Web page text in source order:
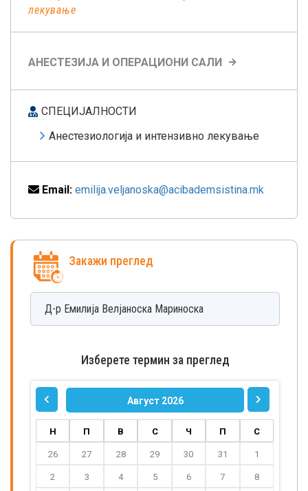
лекување
АНЕСТЕЗИЈА И ОПЕРАЦИОНИ САЛИ
СПЕЦИЈАЛНОСТИ
Анестезиологија и интензивно лекување
Email: emilija.veljanoska@acibademsistina.mk
Закажи преглед
Д-р Емилија Велјаноска Мариноска
Изберете термин за преглед
Август 2026
Н П В С Ч П С
26 27 28 29 30 31 1
2 3 4 5 6 7 8